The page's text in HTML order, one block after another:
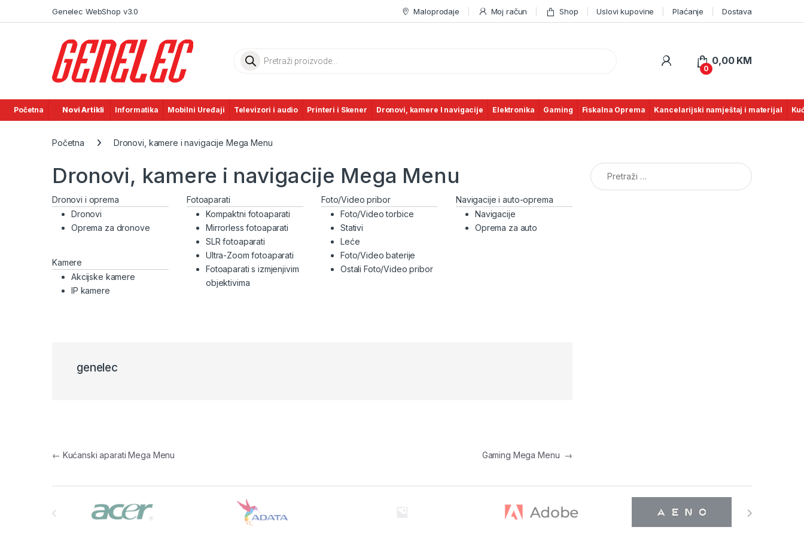
Genelec WebShop v3.0 Maloprodaje Moj račun Shop Uslovi kupovine Plaćanje Dostava
Products search
0
0,00 KM
Početna Novi Artikli Informatika Mobilni Uređaji Televizori i audio Printeri i Skener Dronovi, kamere I navigacije Elektronika Gaming Fiskalna Oprema Kancelarijski namještaj i materijal
Početna Dronovi, kamere i navigacije Mega Menu
Dronovi, kamere i navigacije Mega Menu
Dronovi i oprema
Dronovi
Oprema za dronove
Kamere
Akcijske kamere
IP kamere
Fotoaparati
Kompaktni fotoaparati
Mirrorless fotoaparati
SLR fotoaparati
Ultra-Zoom fotoaparati
Fotoaparati s izmjenjivim
objektivima
Foto/Video pribor
Foto/Video torbice
Stativi
Leće
Foto/Video baterije
Ostali Foto/Video pribor
Navigacije i auto-oprema
Navigacije
Oprema za auto
genelec
Navigacija članaka
← Kućanski aparati Mega Menu Gaming Mega Menu →
Pretraga: